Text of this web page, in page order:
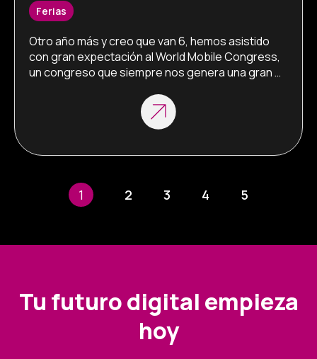
Ferias
Otro año más y creo que van 6, hemos asistido
con gran expectación al World Mobile Congress,
un congreso que siempre nos genera una gran
poder ver y de las empresas y propuestas que
vamos a poder conocer. Nuestra visita se basa
siempre en los pabellones 7 […]
1 2 3 4 5
Tu futuro digital empieza
hoy